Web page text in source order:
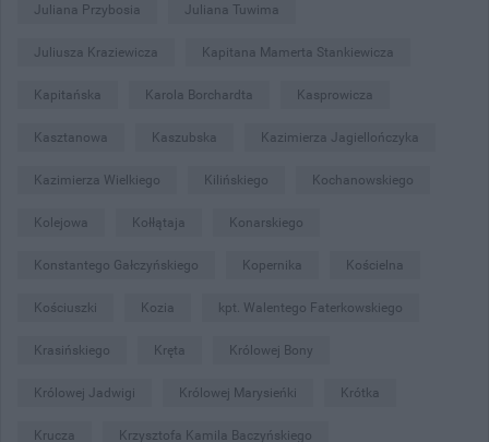
Juliana Przybosia Juliana Tuwima
Juliusza Kraziewicza Kapitana Mamerta Stankiewicza
Kapitańska Karola Borchardta Kasprowicza
Kasztanowa Kaszubska Kazimierza Jagiellończyka
Kazimierza Wielkiego Kilińskiego Kochanowskiego
Kolejowa Kołłątaja Konarskiego
Konstantego Gałczyńskiego Kopernika Kościelna
Kościuszki Kozia kpt. Walentego Faterkowskiego
Krasińskiego Kręta Królowej Bony
Królowej Jadwigi Królowej Marysieńki Krótka
Krucza Krzysztofa Kamila Baczyńskiego